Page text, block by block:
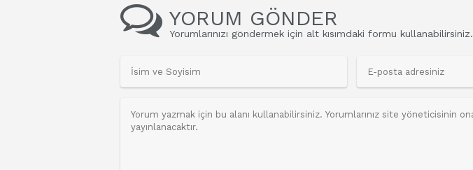
YORUM GÖNDER
Yorumlarınızı göndermek için alt kısımdaki formu kullanabilirsiniz.